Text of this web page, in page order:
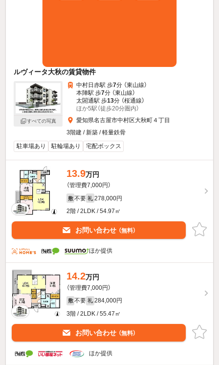
ルヴィータ大秋の賃貸物件
すべての写真
中村日赤駅 歩7分 （東山線）
本陣駅 歩7分 （東山線）
太閤通駅 歩13分 （桜通線）
ほか5駅（徒歩20分圏内）
愛知県名古屋市中村区大秋町４丁目
3階建 / 新築 / 軽量鉄骨
駐車場あり
駐輪場あり 宅配ボックス
13.9万円
（管理費7,000円）
敷 不要 礼 278,000円
2階 / 2LDK / 54.97㎡
お問い合わせ （無料）
ほか提供
14.2万円
（管理費7,000円）
敷 不要 礼 284,000円
3階 / 2LDK / 55.47㎡
お問い合わせ （無料）
ほか提供